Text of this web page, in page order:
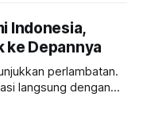
Indonesia,
ke Depannya
perlambatan.
langsung dengan